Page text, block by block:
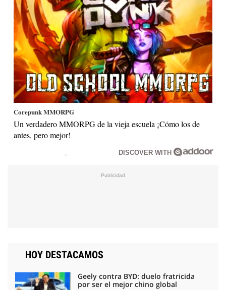
Corepunk MMORPG
Un verdadero MMORPG de la vieja escuela ¡Cómo los de
antes, pero mejor!
DISCOVER WITH
HOY DESTACAMOS
Geely contra BYD: duelo fratricida
por ser el mejor chino global